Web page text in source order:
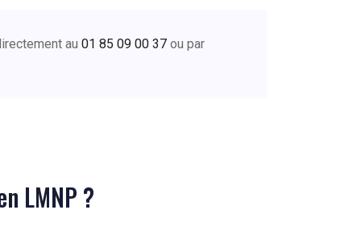
au 01 85 09 00 37 ou par
LMNP ?